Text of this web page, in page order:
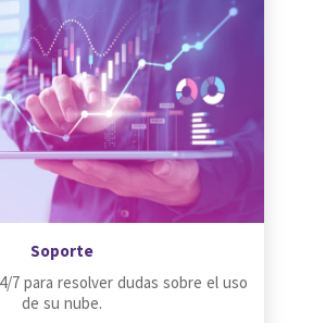
Soporte
7 para resolver dudas sobre el uso
de su nube.